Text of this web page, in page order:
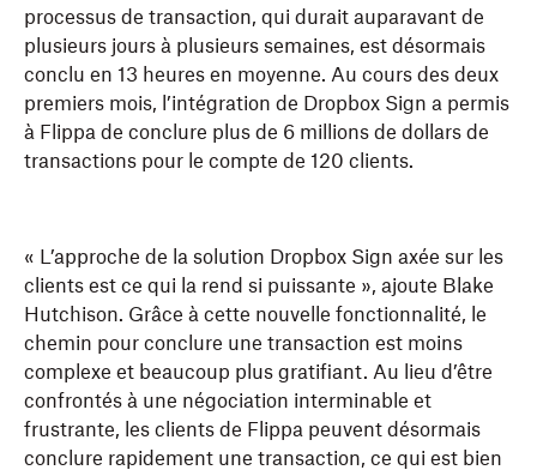
processus de transaction, qui durait auparavant de
plusieurs jours à plusieurs semaines, est désormais
conclu en 13 heures en moyenne. Au cours des deux
premiers mois, l’intégration de Dropbox Sign a permis
à Flippa de conclure plus de 6 millions de dollars de
transactions pour le compte de 120 clients.
« L’approche de la solution Dropbox Sign axée sur les
clients est ce qui la rend si puissante », ajoute Blake
Hutchison. Grâce à cette nouvelle fonctionnalité, le
chemin pour conclure une transaction est moins
complexe et beaucoup plus gratifiant. Au lieu d’être
confrontés à une négociation interminable et
frustrante, les clients de Flippa peuvent désormais
conclure rapidement une transaction, ce qui est bien